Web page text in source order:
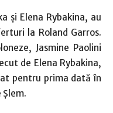
şi Elena Rybakina, au
la Roland Garros.
Jasmine Paolini
de Elena Rybakina,
pentru prima dată în